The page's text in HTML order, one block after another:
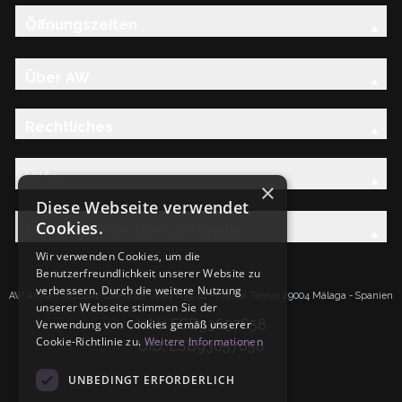
Hilfe
Entdecken Sie die AW-Familie
AW Artisan S.L.Calle Caleta de Velez n39, 41 PI Santa Tereza 29004 Málaga - Spanien
IdNr: ESB93657658
UID: ESB93657658
×
Diese Webseite verwendet
Cookies.
Wir verwenden Cookies, um die
Benutzerfreundlichkeit unserer Website zu
verbessern. Durch die weitere Nutzung
unserer Webseite stimmen Sie der
Verwendung von Cookies gemäß unserer
Cookie-Richtlinie zu. Weitere Informationen
UNBEDINGT ERFORDERLICH